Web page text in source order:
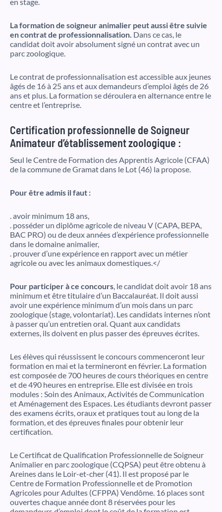
La formation de soigneur animalier peut aussi être suivie
en contrat de professionnalisation. Dans ce cas, le
candidat doit avoir absolument signé un contrat avec un
parc zoologique.
Le contrat de professionnalisation est accessible aux jeunes
âgés de 16 à 25 ans et aux demandeurs d’emploi âgés de 26
ans et plus. La formation se déroulera en alternance entre le
centre et l’entreprise.
Certification professionnelle de Soigneur
Animateur d’établissement zoologique :
Seul le Centre de Formation des Apprentis Agricole (CFAA)
de la commune de Gramat dans le Lot (46) la propose.
Pour être admis il faut :
. avoir minimum 18 ans,
. posséder un diplôme agricole de niveau V (CAPA, BEPA,
BAC PRO) ou de deux années d’expérience professionnelle
dans le domaine animalier,
. prouver d’une expérience en rapport avec un métier
agricole ou avec les animaux domestiques.</
Pour participer à ce concours, le candidat doit avoir 18 ans
minimum et être titulaire d’un Baccalauréat. Il doit aussi
avoir une expérience minimum d’un mois dans un parc
zoologique (stage, volontariat). Les candidats internes n’ont
à passer qu’un entretien oral. Quant aux candidats
externes, ils doivent en plus passer des épreuves écrites.
Les élèves qui réussissent le concours commenceront leur
formation en mai et la termineront en février. La formation
est composée de 700 heures de cours théoriques en centre
et de 490 heures en entreprise. Elle est divisée en trois
modules : Soin des Animaux, Activités de Communication
et Aménagement des Espaces. Les étudiants devront passer
des examens écrits, oraux et pratiques tout au long de la
formation, et des épreuves finales pour obtenir leur
certification.
Le Certificat de Qualification Professionnelle de Soigneur
Animalier en parc zoologique (CQPSA) peut être obtenu à
Areines dans le Loir-et-cher (41). Il est proposé par le
Centre de Formation Professionnelle et de Promotion
Agricoles pour Adultes (CFPPA) Vendôme. 16 places sont
ouvertes chaque année dont 8 réservées pour les